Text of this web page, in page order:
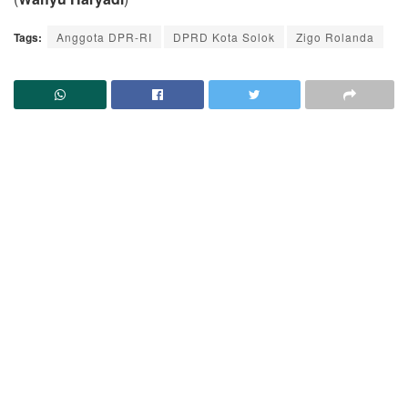
Tags: Anggota DPR-RI DPRD Kota Solok Zigo Rolanda